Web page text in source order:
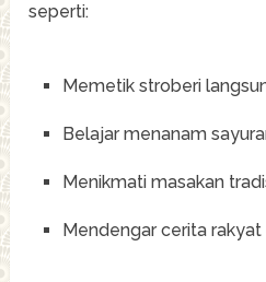
seperti:
Memetik stroberi
Belajar menanam
Menikmati masakan
Mendengar cerita